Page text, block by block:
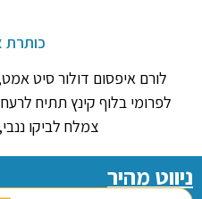
כותרת
לורם איפסום דולור סיט
לפרומי בלוף קינץ תתיח
צמלח לביקו
ניווט מהיר